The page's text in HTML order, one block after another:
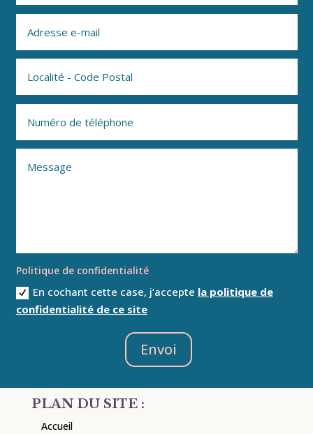
Politique de confidentialité
En cochant cette case, j’accepte la politique de
confidentialité de ce site
Envoi
PLAN DU SITE :
Accueil